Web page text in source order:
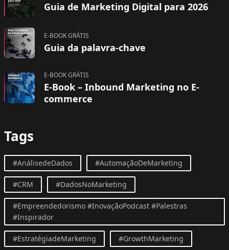
Guia de Marketing Digital para 2026
E-BOOK GRÁTIS
Guia da palavra-chave
E-BOOK GRÁTIS
E-Book – Inbound Marketing no E-
commerce
Tags
#AnálisedeDados #AutomaçãoDeMarketing
#CRM #DadosNoMarketing
#Empreendedorismo #InovaçãoPodcast #Palestras
#Inspirador
#EstratégiadeMarketing #GrowthMarketing